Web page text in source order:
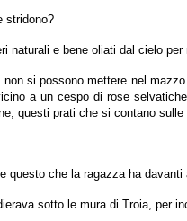
stridono?
naturali e bene oliati dal cielo per
si possono mettere nel
a un cespo di rose
questi prati che si contano sulle
che la ragazza ha davanti
sotto le mura di Troia, per